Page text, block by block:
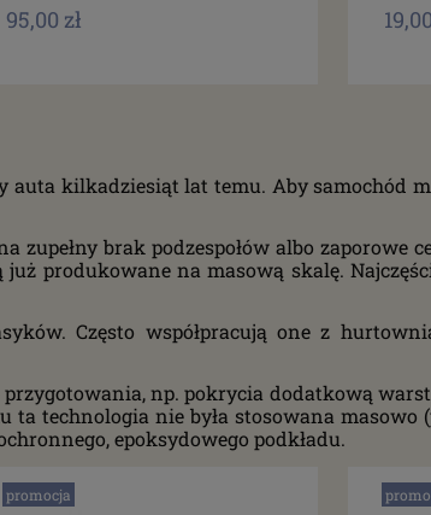
95,00 zł
auta kilkadziesiąt lat temu. Aby samochód
brak podzespołów albo zaporowe
już produkowane na masową skalę.
Często współpracują one z
np. pokrycia dodatkową
technologia nie była stosowana masowo
epoksydowego podkładu.
promocja